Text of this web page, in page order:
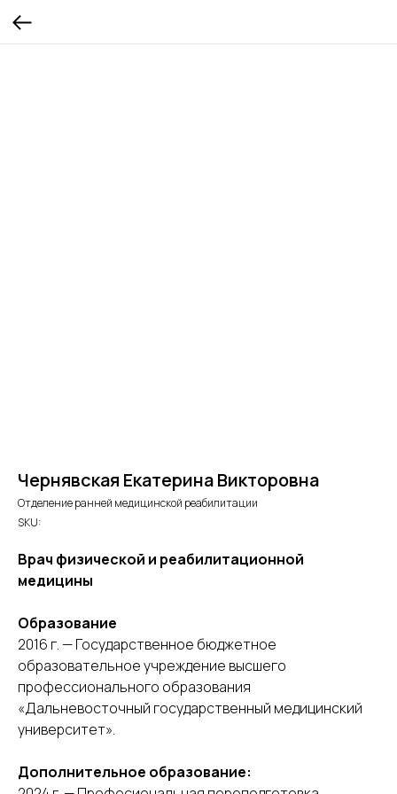
Чернявская Екатерина Викторовна
Отделение ранней медицинской реабилитации
SKU:
Врач физической и реабилитационной
медицины
Образование
2016 г. — Государственное бюджетное
образовательное учреждение высшего
профессионального образования
«Дальневосточный государственный медицинский
университет».
Дополнительное образование: